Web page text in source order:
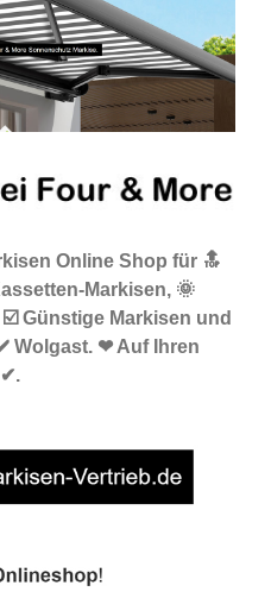
Online Shop für 🔝
Markisen, 🌞
Günstige Markisen und
Wolgast. ❤ Auf Ihren